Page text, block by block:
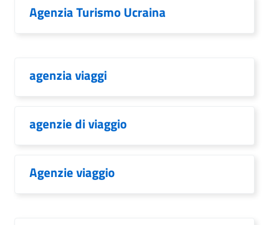
Agenzia Turismo Ucraina
agenzia viaggi
agenzie di viaggio
Agenzie viaggio